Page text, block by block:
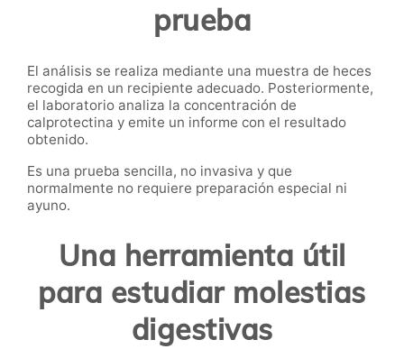
prueba
El análisis se realiza mediante una muestra de heces
recogida en un recipiente adecuado. Posteriormente,
el laboratorio analiza la concentración de
calprotectina y emite un informe con el resultado
obtenido.
Es una prueba sencilla, no invasiva y que
normalmente no requiere preparación especial ni
ayuno.
Una herramienta útil
para estudiar molestias
digestivas